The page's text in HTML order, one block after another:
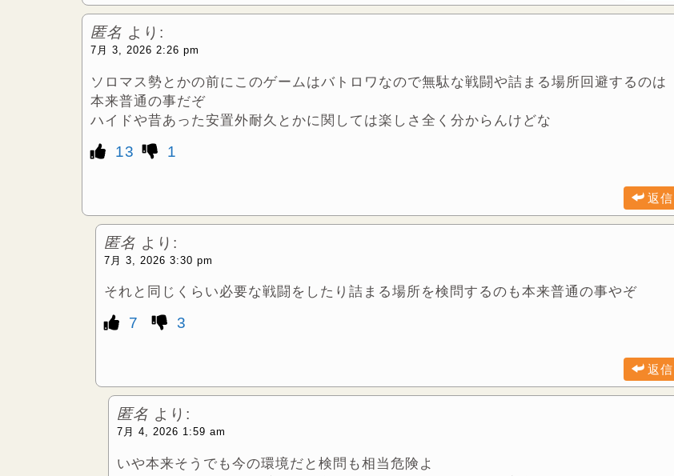
匿名 より:
7月 3, 2026 2:26 pm
ソロマス勢とかの前にこのゲームはバトロワなので無駄な戦闘や詰まる場所回避するのは
本来普通の事だぞ
ハイドや昔あった安置外耐久とかに関しては楽しさ全く分からんけどな
13 1
返信
匿名 より:
7月 3, 2026 3:30 pm
それと同じくらい必要な戦闘をしたり詰まる場所を検問するのも本来普通の事やぞ
7 3
返信
匿名 より:
7月 4, 2026 1:59 am
いや本来そうでも今の環境だと検問も相当危険よ